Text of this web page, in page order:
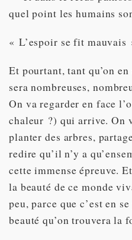
quel point les humains
« L’espoir se fit mauvais
Et pourtant, tant qu’on
sera nombreuses,
On va regarder en face
chaleur ?) qui arrive. On
planter des arbres,
redire qu’il n’y a
cette immense épreuve.
la beauté de ce monde
peu, parce que c’est en
beauté qu’on trouvera la